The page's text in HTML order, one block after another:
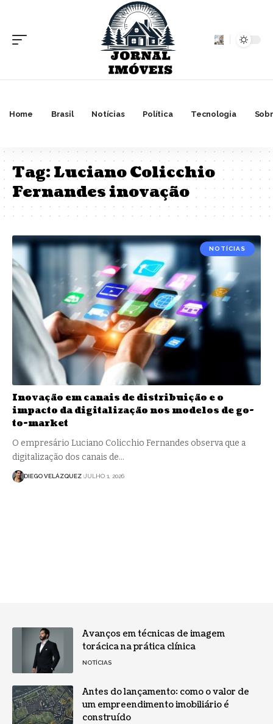
Home Brasil Notícias Política Tecnologia
Tag:Luciano Colicchio
Fernandes inovação
NOTÍCIAS
Inovação em canais de distribuição e o
impacto da digitalização nos modelos de go-
to-market
O empresário Luciano Colicchio Fernandes observa que a
digitalização dos canais de…
DIEGO VELÁZQUEZ JULHO 1, 2026
Avanços em técnicas de imagem
torácica na prática clínica
NOTÍCIAS
Antes do lançamento: como o valor de
um empreendimento imobiliário é
construído